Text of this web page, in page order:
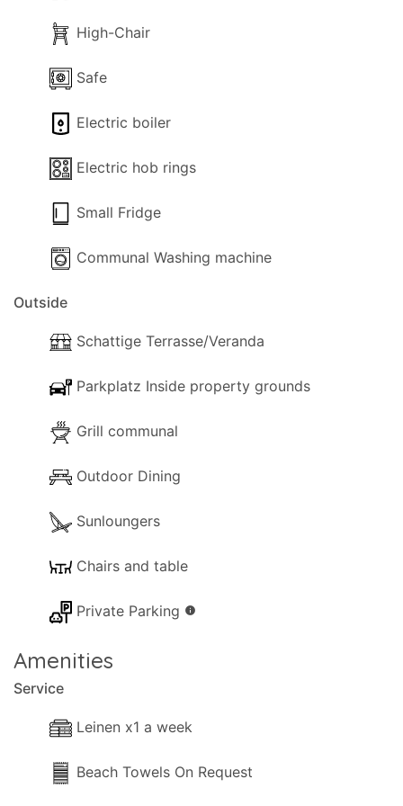
High-Chair
Safe
Electric boiler
Electric hob rings
Small Fridge
Communal Washing machine
Outside
Schattige Terrasse/Veranda
Parkplatz Inside property grounds
Grill communal
Outdoor Dining
Sunloungers
Chairs and table
Private Parking info
Amenities
Service
Leinen x1 a week
Beach Towels On Request